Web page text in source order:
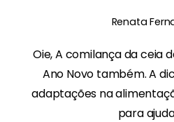
Renata
Oie, A comilança da ceia
Ano Novo também. A
adaptações na
para